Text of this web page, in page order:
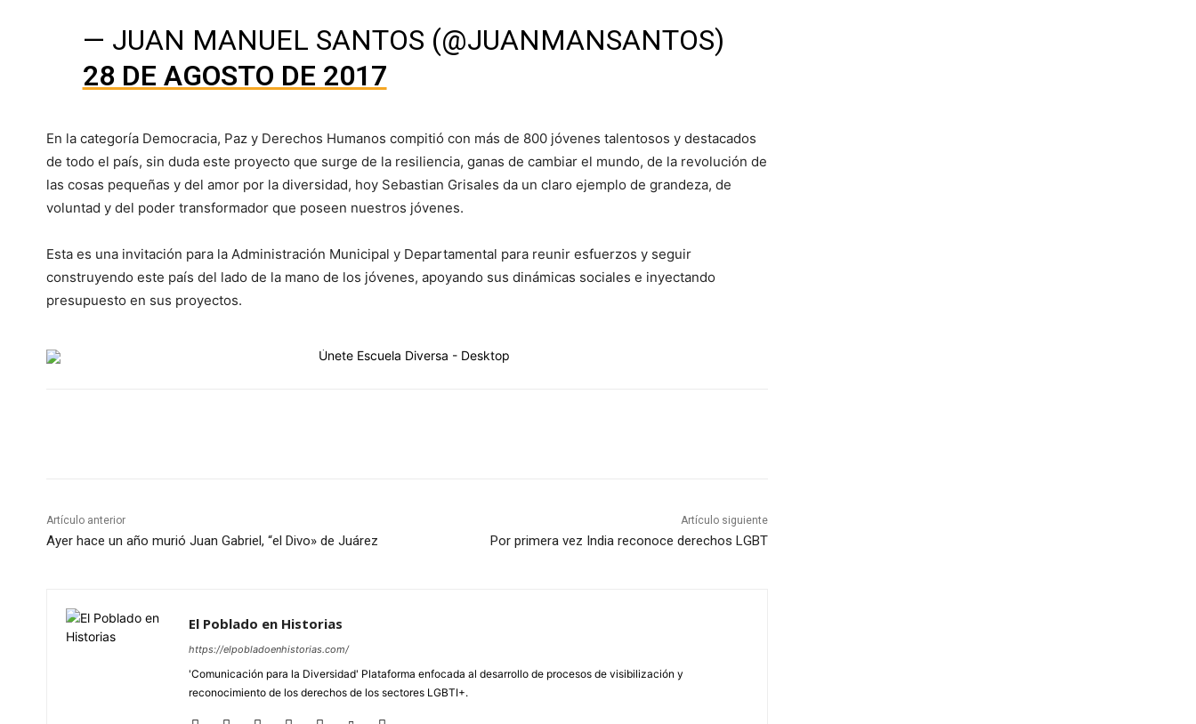
— JUAN MANUEL SANTOS (@JUANMANSANTOS)
28 DE AGOSTO DE 2017
En la categoría Democracia, Paz y Derechos Humanos compitió con más de 800 jóvenes talentosos y destacados
de todo el país, sin duda este proyecto que surge de la resiliencia, ganas de cambiar el mundo, de la revolución de
las cosas pequeñas y del amor por la diversidad, hoy Sebastian Grisales da un claro ejemplo de grandeza, de
voluntad y del poder transformador que poseen nuestros jóvenes.
Esta es una invitación para la Administración Municipal y Departamental para reunir esfuerzos y seguir
construyendo este país del lado de la mano de los jóvenes, apoyando sus dinámicas sociales e inyectando
presupuesto en sus proyectos.
Artículo anterior
Ayer hace un año murió Juan Gabriel, “el Divo» de Juárez
Artículo siguiente
Por primera vez India reconoce derechos LGBT
El Poblado en Historias
https://elpobladoenhistorias.com/
'Comunicación para la Diversidad' Plataforma enfocada al desarrollo de procesos de visibilización y
reconocimiento de los derechos de los sectores LGBTI+.